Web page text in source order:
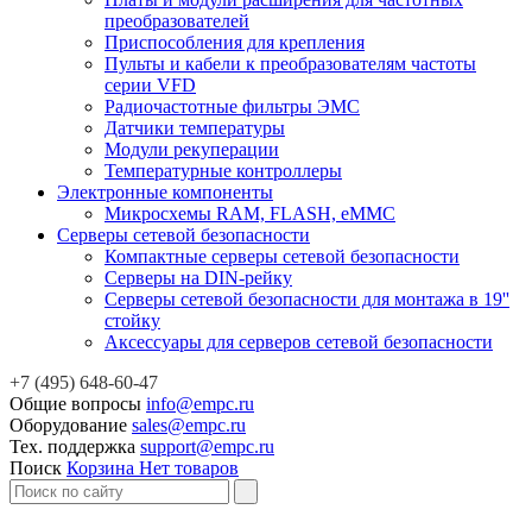
преобразователей
Приспособления для крепления
Пульты и кабели к преобразователям частоты
серии VFD
Радиочастотные фильтры ЭМС
Датчики температуры
Модули рекуперации
Температурные контроллеры
Электронные компоненты
Микросхемы RAM, FLASH, eMMC
Серверы сетевой безопасности
Компактные серверы сетевой безопасности
Серверы на DIN-рейку
Серверы сетевой безопасности для монтажа в 19''
стойку
Аксессуары для серверов сетевой безопасности
+7 (495) 648-60-47
Общие вопросы info@empc.ru
Оборудование sales@empc.ru
Тех. поддержка support@empc.ru
Поиск Корзина Нет товаров